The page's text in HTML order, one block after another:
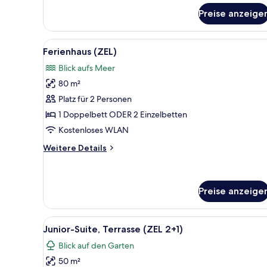
Mediterranean
View)
Preise
Alle
Fotos
für
Ferienhaus
(ZEL)
anzeigen
Ein Holzliegestuhl mit einem
16
Ferienhaus (ZEL)
Blick aufs Meer
80 m²
Platz für 2 Personen
1 Doppelbett ODER 2 Einzelbetten
Kostenloses WLAN
Weitere Details
Weitere
Preise
Alle
Fotos
für
Junior-
Ein Hotelzimmer mit Bett,
8
Junior-Suite, Terrasse (ZEL 2+1)
Blick auf den Garten
50 m²